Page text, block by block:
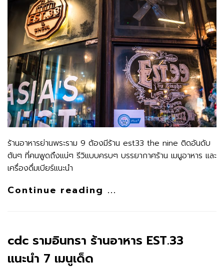
ร้านอาหารย่านพระราม 9 ต้องมีร้าน est33 the nine ติดอันดับ
ต้นๆ ที่คนพูดถึงแน่ๆ รีวิแบบครบๆ บรรยากาศร้าน เมนูอาหาร และ
เครื่องดื่มเบียร์แนะนำ
Continue reading ...
cdc รามอินทรา ร้านอาหาร EST.33
แนะนำ 7 เมนูเด็ด